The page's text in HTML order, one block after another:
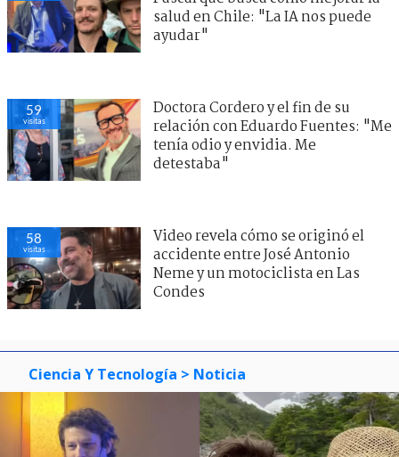
salud en Chile: "La IA nos puede
ayudar"
59
visitas
Doctora Cordero y el fin de su
relación con Eduardo Fuentes: "Me
tenía odio y envidia. Me
detestaba"
58
visitas
Video revela cómo se originó el
accidente entre José Antonio
Neme y un motociclista en Las
Condes
Ciencia Y Tecnología > Noticia